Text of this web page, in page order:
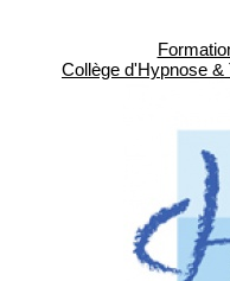
Collège d'Hypnose